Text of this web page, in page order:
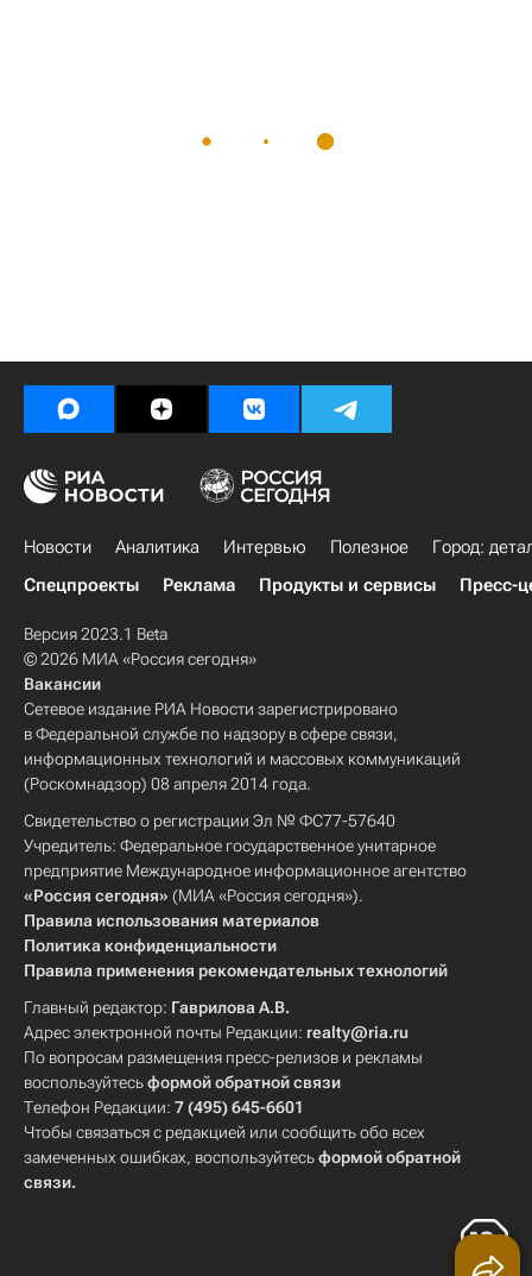
Новости Аналитика Интервью Полезное
Город:
Спецпроекты
Реклама Продукты и сервисы Пресс-
Версия 2023.1 Beta
© 2026 МИА «Россия сегодня»
Вакансии
Сетевое издание РИА Новости зарегистрировано
в Федеральной службе по надзору в сфере связи,
информационных технологий и массовых коммуникаций
(Роскомнадзор) 08 апреля 2014 года.
Свидетельство о регистрации Эл № ФС77-57640
Учредитель: Федеральное государственное унитарное
предприятие Международное информационное агентство
«Россия сегодня» (МИА «Россия сегодня»).
Правила использования материалов
Политика конфиденциальности
Правила применения рекомендательных технологий
Главный редактор: Гаврилова А.В.
Адрес электронной почты Редакции: realty@ria.ru
По вопросам размещения пресс-релизов и рекламы
воспользуйтесьформой обратной связи
Телефон Редакции: 7 (495) 645-6601
Чтобы связаться с редакцией или сообщить обо всех
замеченных ошибках, воспользуйтесьформой обратной
связи.